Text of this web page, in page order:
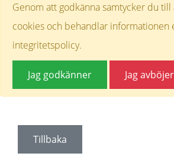
Genom att godkänna samtycker du till
cookies och behandlar informationen
integritetspolicy.
Jag godkänner Jag avböjer
Tillbaka